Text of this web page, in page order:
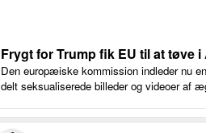
Frygt for Trump fik EU til at tøve
Den europæiske kommission indleder nu
delt seksualiserede billeder og videoer af